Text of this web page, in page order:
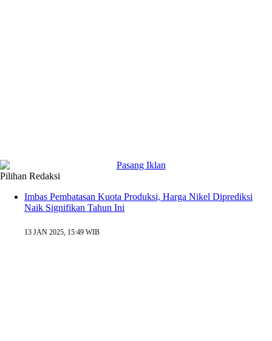
Pilihan Redaksi
Imbas Pembatasan Kuota Produksi, Harga Nikel Diprediksi
Naik Signifikan Tahun Ini
13 JAN 2025, 15:49 WIB